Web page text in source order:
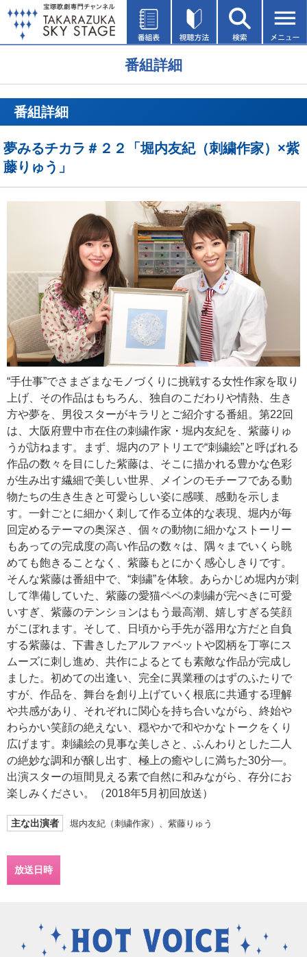
番組詳細
番組詳細
夢みるチカラ＃２２「堀内友紀（刺繍作家）×紫
藤りゅう」
“手仕事”でさまざまなモノづくりに挑戦する女性作家を取り
上げ、その作品はもちろん、独自のこだわりや情熱、生き
方や夢を、男役スターがキラリとご紹介する番組。第22回
は、大阪府豊中市在住の刺繍作家・堀内友紀を、紫藤りゅ
うが訪ねます。まず、堀内のアトリエで“刺繍絵”と呼ばれる
作品の数々を目にした紫藤は、そこに描かれる豊かな色彩
が生み出す繊細で美しい世界、メインのモチーフである動
物たちの生き生きと可愛らしい姿に感嘆、感動を示しま
す。一針ごとに細かく刺して作る立体的な表現、堀内が毎
回定めるテーマの奥深さ、個々の動物に細かなストーリー
もあっての完成度の高い作品の数々は、隅々までいくら眺
めても飽きることなく、紫藤もとにかく感心しきりです。
そんな紫藤は番組中で、“刺繍”を体験。あらかじめ堀内が刺
して準備していた、紫藤の愛猫ペペの刺繍が完ぺきに可愛
いすぎ、紫藤のテンションはもう最高潮、嬉しすぎる笑顔
がこぼれます。そして、日頃から手先が器用な方だと自負
する紫藤は、下書きしたアルファベットや図柄を丁寧にス
ムーズに刺し進め、共作によるとても素敵な作品が完成し
ました。初めての出逢い、完全に異業種のはずのふたりで
すが、作品を、舞台を創り上げていく根底に共通する理解
や共感があり、それぞれに関心を持ち合いながら、終始や
わらかい笑顔の絶えない、穏やかで和やかなトークをくり
広げます。刺繍絵の見事な美しさと、ふんわりとした二人
の絶妙な調和が醸し出す、極上の癒やしに満ちた30分―。
出演スターの垣間見える素で自然に和みながら、存分にお
楽しみください。（2018年5月初回放送）
主な出演者 堀内友紀（刺繍作家）、紫藤りゅう
放送日時